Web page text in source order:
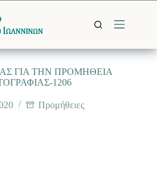
ΓΙΑ ΤΗΝ ΠΡΟΜΗΘΕΙΑ
1206
Προμήθειες